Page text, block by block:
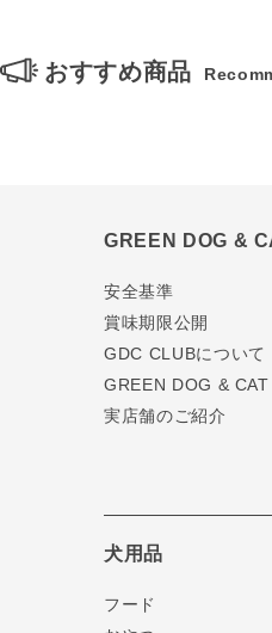
おすすめ商品
GREEN DOG &
安全基準
賞味期限公開
GDC CLUBについて
GREEN DOG &
実店舗のご紹介
犬用品
フード